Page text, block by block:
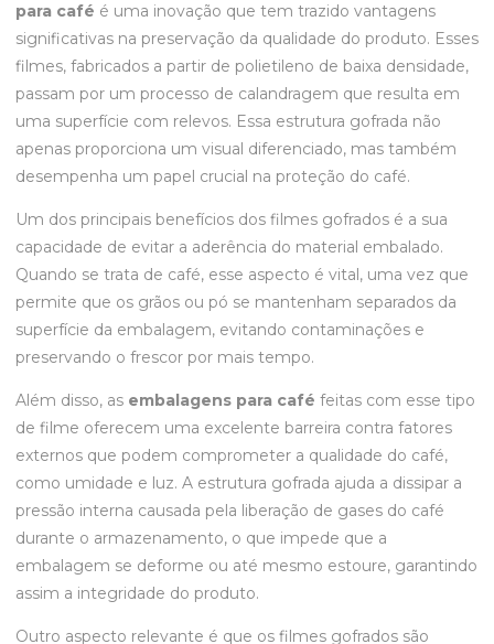
para café é uma inovação que tem trazido vantagens
significativas na preservação da qualidade do produto. Esses
filmes, fabricados a partir de polietileno de baixa densidade,
passam por um processo de calandragem que resulta em
uma superfície com relevos. Essa estrutura gofrada não
apenas proporciona um visual diferenciado, mas também
desempenha um papel crucial na proteção do café.
Um dos principais benefícios dos filmes gofrados é a sua
capacidade de evitar a aderência do material embalado.
Quando se trata de café, esse aspecto é vital, uma vez que
permite que os grãos ou pó se mantenham separados da
superfície da embalagem, evitando contaminações e
preservando o frescor por mais tempo.
Além disso, as embalagens para café feitas com esse tipo
de filme oferecem uma excelente barreira contra fatores
externos que podem comprometer a qualidade do café,
como umidade e luz. A estrutura gofrada ajuda a dissipar a
pressão interna causada pela liberação de gases do café
durante o armazenamento, o que impede que a
embalagem se deforme ou até mesmo estoure, garantindo
assim a integridade do produto.
Outro aspecto relevante é que os filmes gofrados são